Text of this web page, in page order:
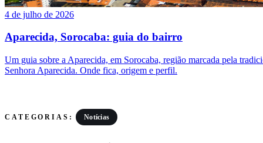
4 de julho de 2026
Aparecida, Sorocaba: guia do bairro
Um guia sobre a Aparecida, em Sorocaba, região marcada pela
Senhora Aparecida. Onde fica, origem e perfil.
CATEGORIAS: Notícias